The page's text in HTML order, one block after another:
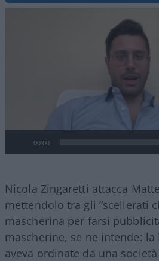
00:00
Nicola Zingaretti attacca
mettendolo tra gli “scellerati
mascherina per farsi
mascherine, se ne intende: la
aveva ordinate da una